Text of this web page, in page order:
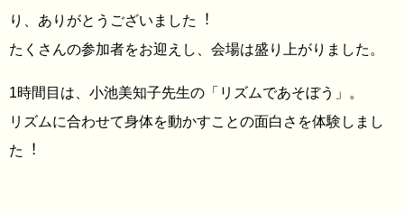
り、ありがとうございました︕
たくさんの参加者をお迎えし、会場は盛り上がりました。
1時間目は、小池美知子先生の「リズムであそぼう」。
リズムに合わせて身体を動かすことの面白さを体験しまし
た︕